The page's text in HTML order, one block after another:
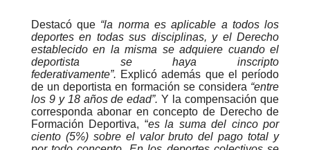
Destacó que “la norma es aplicable a todos los
deportes en todas sus disciplinas, y el Derecho
establecido en la misma se adquiere cuando el
deportista se haya inscripto
federativamente”. Explicó además que el período
de un deportista en formación se considera “entre
los 9 y 18 años de edad”.Y la compensación que
corresponda abonar en concepto de Derecho de
Formación Deportiva, “es la suma del cinco por
ciento (5%) sobre el valor bruto del pago total y